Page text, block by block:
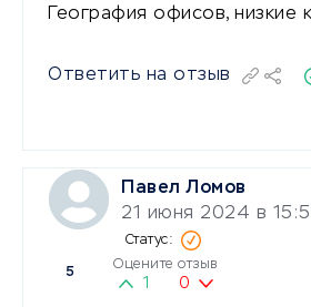
География офисов, низкие
Ответить на отзыв
Павел Ломов
21 июня 2024 в
5
Оцените отзыв
1 0